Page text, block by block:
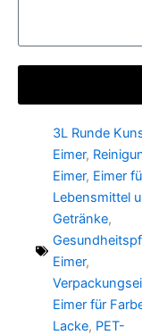
3L Runde
Eimer,
Eimer, Eimer
Lebensmittel
Getränke,
Eimer,
Eimer für
Lacke, PET-